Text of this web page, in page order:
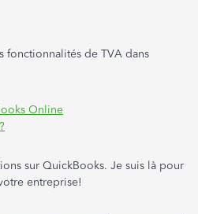
fonctionnalités de TVA dans
Online
sur QuickBooks. Je suis là pour
entreprise!